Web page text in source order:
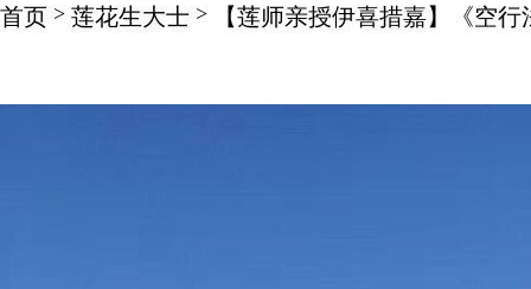
首页 > 莲花生大士 > 【莲师亲授伊喜措嘉】《空